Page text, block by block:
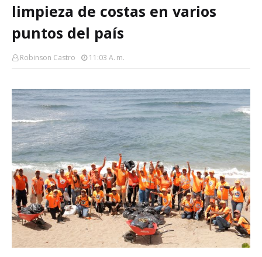
limpieza de costas en varios
puntos del país
Robinson Castro 11:03 A. M.